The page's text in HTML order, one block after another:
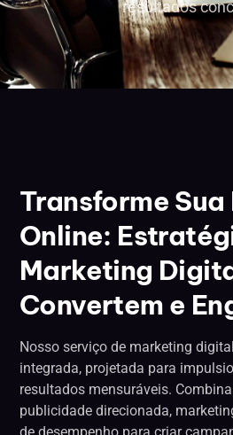
resultados
Transforme Sua
Online:
Marketing
Convertem e
Nosso serviço de marketing
integrada, projetada para
resultados mensuráveis.
publicidade direcionada,